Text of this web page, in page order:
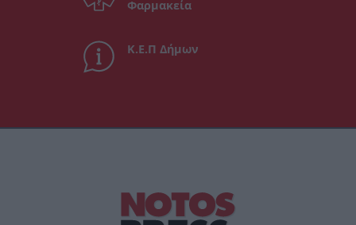
Φαρμακεία
Κ.Ε.Π Δήμων